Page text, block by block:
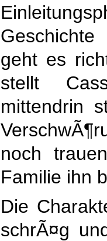
geht es
stellt
mittendrin
noch
Familie ihn
Die
schrÃ¤g